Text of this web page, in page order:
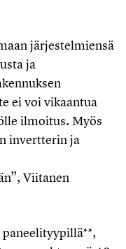
järjestelmiensä
ja
ei voi vikaantua
ilmoitus. Myös
invertterin ja
Viitanen